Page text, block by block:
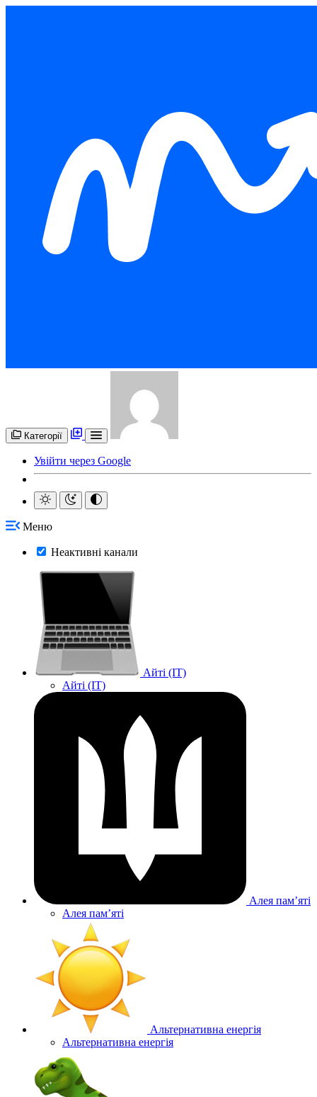
Категорії
Увійти через Google
Меню
Неактивні канали
Айті (IT)
Айті (IT)
Алея памʼяті
Алея памʼяті
Альтернативна енергія
Альтернативна енергія